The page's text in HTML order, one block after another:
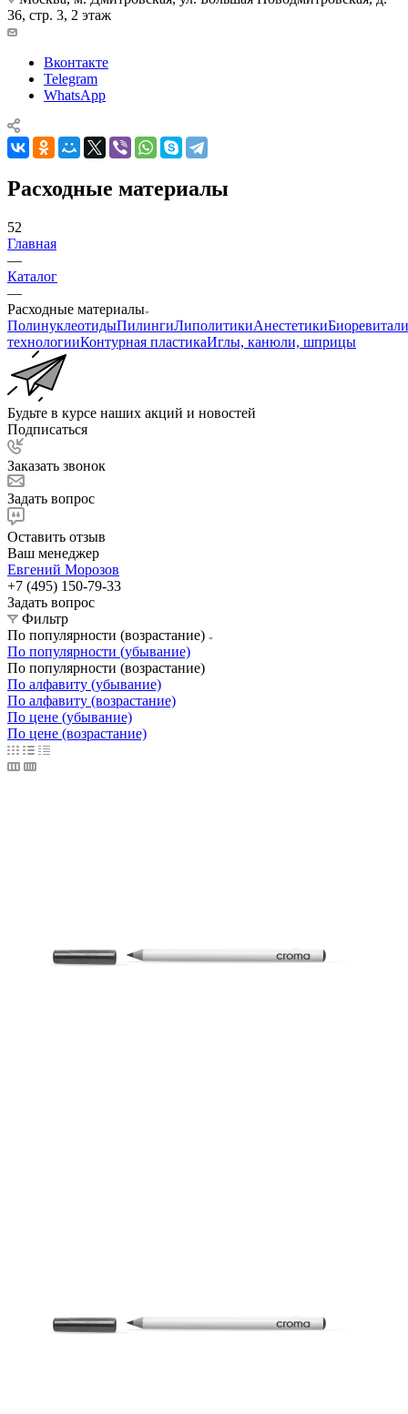
36, стр. 3, 2 этаж
Вконтакте
Telegram
WhatsApp
Расходные материалы
52
Главная
—
Каталог
—
Расходные материалы
ПолинуклеотидыПилингиЛиполитикиАнестетики
технологииКонтурная пластикаИглы, канюли, шприцы
Будьте в курсе наших акций и новостей
Подписаться
Заказать звонок
Задать вопрос
Оставить отзыв
Ваш менеджер
Евгений Морозов
+7 (495) 150-79-33
Задать вопрос
Фильтр
По популярности (возрастание)
По популярности (убывание)
По популярности (возрастание)
По алфавиту (убывание)
По алфавиту (возрастание)
По цене (убывание)
По цене (возрастание)